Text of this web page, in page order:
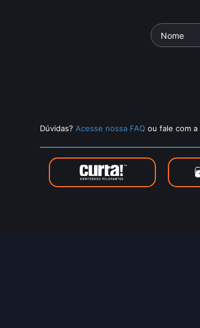
Dúvidas? Acesse nossa FAQ ou fale com a